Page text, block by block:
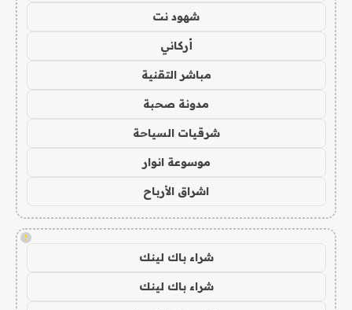
شهود نت
أركاني
مباشر التقنية
مدونة صحبة
شرقيات السياحة
موسوعة انوار
اشراق الأرباح
!
شراء باك لينك
شراء باك لينك